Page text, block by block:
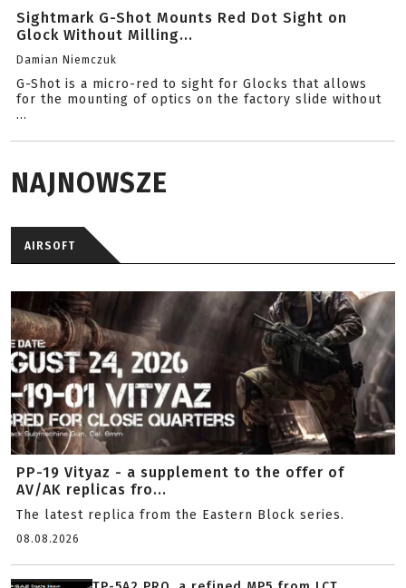
Sightmark G-Shot Mounts Red Dot Sight on
Glock Without Milling...
Damian Niemczuk
G-Shot is a micro-red to sight for Glocks that allows
for the mounting of optics on the factory slide without
...
NAJNOWSZE
AIRSOFT
PP-19 Vityaz - a supplement to the offer of
AV/AK replicas fro...
The latest replica from the Eastern Block series.
08.08.2026